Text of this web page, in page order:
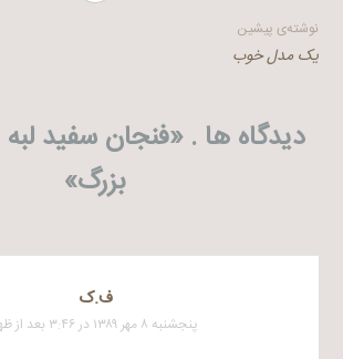
راهبری
نوشته‌ی پیشین
یک مدل خوب
دیدگاه ها . «فنجان سفید
‌بزرگ»
ف.ک
پنجشنبه ۸ مهر ۱۳۸۹ در ۳:۴۶ بعد از ظهر